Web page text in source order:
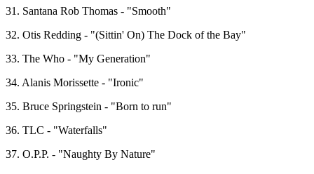
31. Santana Rob Thomas - "Smooth"
32. Otis Redding - "(Sittin' On) The Dock of the Bay"
33. The Who - "My Generation"
34. Alanis Morissette - "Ironic"
35. Bruce Springstein - "Born to run"
36. TLC - "Waterfalls"
37. O.P.P. - "Naughty By Nature"